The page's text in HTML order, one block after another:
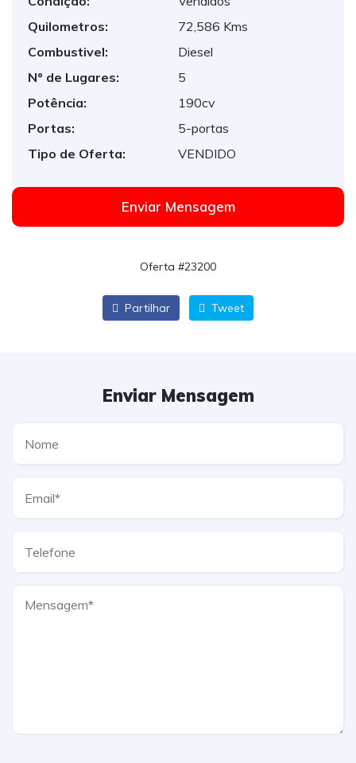
Quilometros:
72,586 Kms
Combustivel:
Diesel
Nº de Lugares:
5
Potência:
190cv
Portas:
5-portas
Tipo de Oferta:
VENDIDO
Enviar Mensagem
Oferta #23200
Partilhar Tweet
Enviar Mensagem